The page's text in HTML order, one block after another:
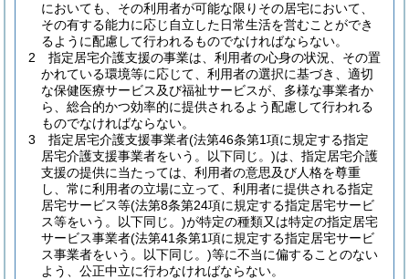
においても、その利用者が可能な限りその居宅において、
その有する能力に応じ自立した日常生活を営むことができ
るように配慮して行われるものでなければならない。
2
指定居宅介護支援の事業は、利用者の心身の状況、その置
かれている環境等に応じて、利用者の選択に基づき、適切
な保健医療サービス及び福祉サービスが、多様な事業者か
ら、総合的かつ効率的に提供されるよう配慮して行われる
ものでなければならない。
3
指定居宅介護支援事業者(法第46条第1項に規定する指定
居宅介護支援事業者をいう。以下同じ。)は、指定居宅介護
支援の提供に当たっては、利用者の意思及び人格を尊重
し、常に利用者の立場に立って、利用者に提供される指定
居宅サービス等(法第8条第24項に規定する指定居宅サービ
ス等をいう。以下同じ。)が特定の種類又は特定の指定居宅
サービス事業者(法第41条第1項に規定する指定居宅サービ
ス事業者をいう。以下同じ。)等に不当に偏することのない
よう、公正中立に行わなければならない。